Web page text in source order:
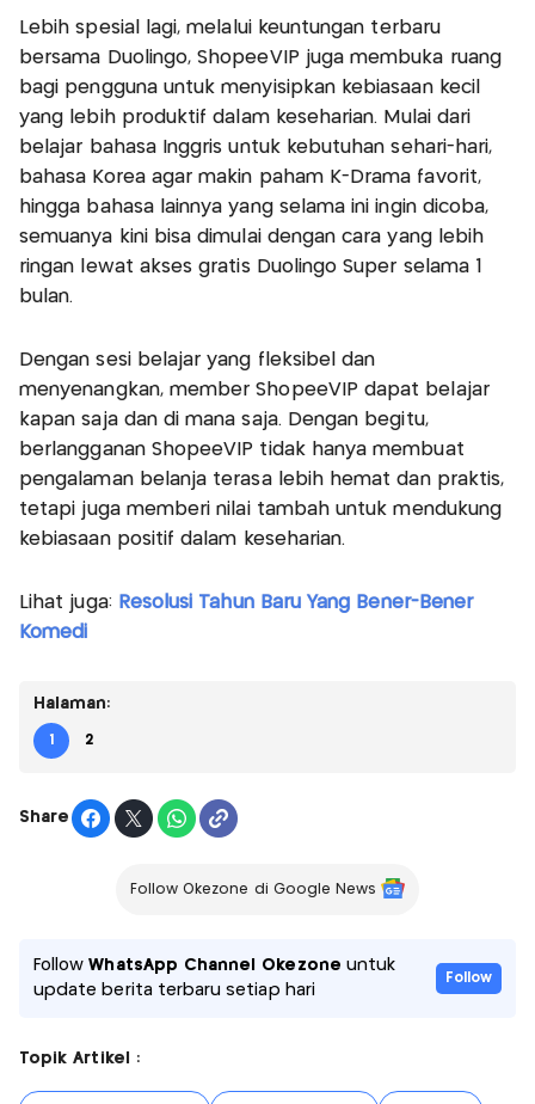
Lebih spesial lagi, melalui keuntungan terbaru
bersama Duolingo, ShopeeVIP juga membuka ruang
bagi pengguna untuk menyisipkan kebiasaan kecil
yang lebih produktif dalam keseharian. Mulai dari
belajar bahasa Inggris untuk kebutuhan sehari-hari,
bahasa Korea agar makin paham K-Drama favorit,
hingga bahasa lainnya yang selama ini ingin dicoba,
semuanya kini bisa dimulai dengan cara yang lebih
ringan lewat akses gratis Duolingo Super selama 1
bulan.
Dengan sesi belajar yang fleksibel dan
menyenangkan, member ShopeeVIP dapat belajar
kapan saja dan di mana saja. Dengan begitu,
berlangganan ShopeeVIP tidak hanya membuat
pengalaman belanja terasa lebih hemat dan praktis,
tetapi juga memberi nilai tambah untuk mendukung
kebiasaan positif dalam keseharian.
Lihat juga: Resolusi Tahun Baru Yang Bener-Bener
Komedi
Halaman:
1 2
Share
Follow Okezone di Google News
FollowWhatsApp Channel Okezone untuk
update berita terbaru setiap hari
Follow
Topik Artikel :